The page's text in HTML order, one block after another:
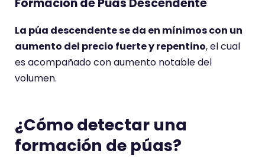
La púa descendente se da en mínimos con un
aumento del precio fuerte y repentino, el cual
es acompañado con aumento notable del
volumen.
¿Cómo detectar una
formación de púas?